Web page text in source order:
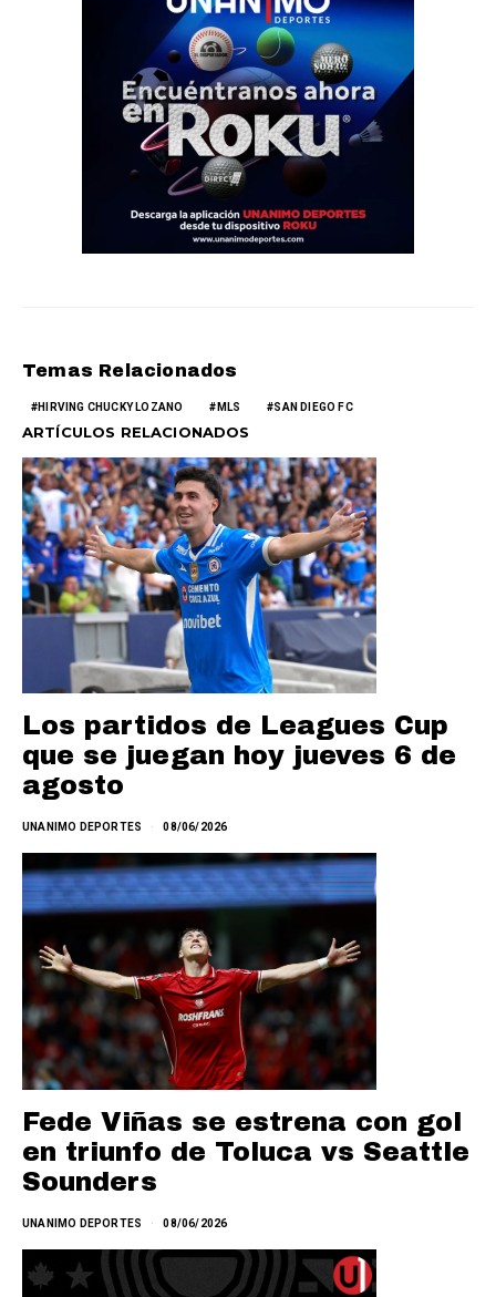
Temas Relacionados
HIRVING CHUCKY LOZANO MLS SAN DIEGO FC
ARTÍCULOS RELACIONADOS
Los partidos de Leagues Cup
que se juegan hoy jueves 6 de
agosto
UNANIMO DEPORTES 08/06/2026
Fede Viñas se estrena con gol
en triunfo de Toluca vs Seattle
Sounders
UNANIMO DEPORTES 08/06/2026